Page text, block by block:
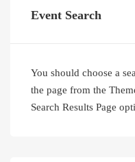
Event Search
You should choose a
the page from the
Search Results Page